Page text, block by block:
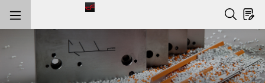
springen